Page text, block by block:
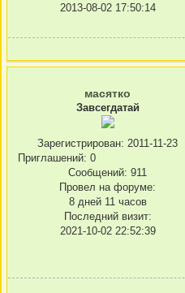
2013-08-02 17:50:14
масятко
Завсегдатай
Зарегистрирован: 2011-11-23
Приглашений: 0
Сообщений: 911
Провел на форуме:
8 дней 11 часов
Последний визит:
2021-10-02 22:52:39